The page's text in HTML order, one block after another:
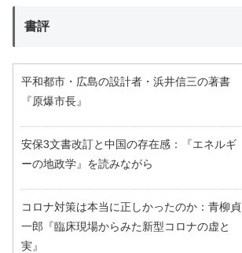
書評
平和都市・広島の設計者・浜井信三の著書
『原爆市長』
安保3文書改訂と中国の存在感：『エネルギ
ーの地政学』を読みながら
コロナ対策は本当に正しかったのか：青柳貞
一郎『臨床現場からみた新型コロナの虚と
実』